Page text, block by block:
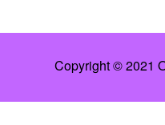
Copyright © 2021